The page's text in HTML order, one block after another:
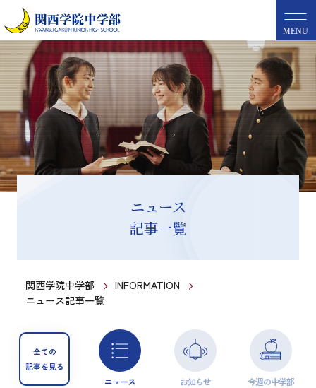
MENU
ニュース
記事一覧
関西学院中学部
INFORMATION
ニュース記事一覧
全ての
記事を見る
ニュース お知らせ 今週の中学部